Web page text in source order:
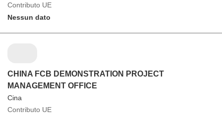
Contributo UE
Nessun dato
CHINA FCB DEMONSTRATION PROJECT
MANAGEMENT OFFICE
Cina
Contributo UE